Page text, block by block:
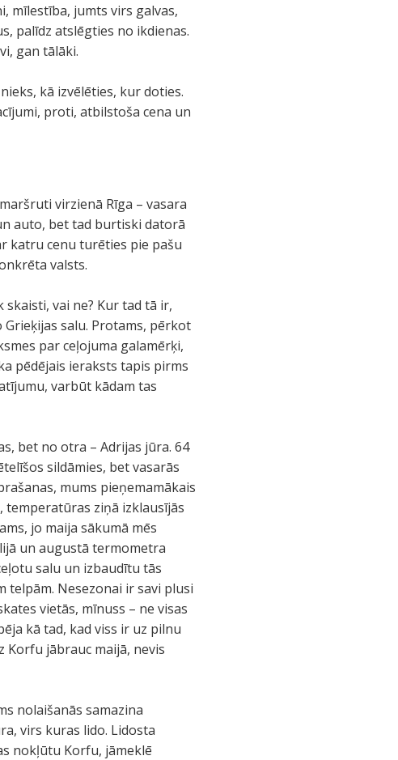
mīlestība, jumts virs galvas,
palīdz atslēgties no ikdienas.
gan tālāki.
kā izvēlēties, kur doties.
proti, atbilstoša cena un
virzienā Rīga – vasara
auto, bet tad burtiski datorā
katru cenu turēties pie pašu
valsts.
vai ne? Kur tad tā ir,
salu. Protams, pērkot
par ceļojuma galamērķi,
pēdējais ieraksts tapis pirms
varbūt kādam tas
bet no otra – Adrijas jūra. 64
sildāmies, bet vasarās
mums pieņemamākais
temperatūras ziņā izklausījās
jo maija sākumā mēs
un augustā termometra
salu un izbaudītu tās
telpām. Nesezonai ir savi plusi
vietās, mīnuss – ne visas
kā tad, kad viss ir uz pilnu
Korfu jābrauc maijā, nevis
nolaišanās samazina
virs kuras lido. Lidosta
nokļūtu Korfu, jāmeklē